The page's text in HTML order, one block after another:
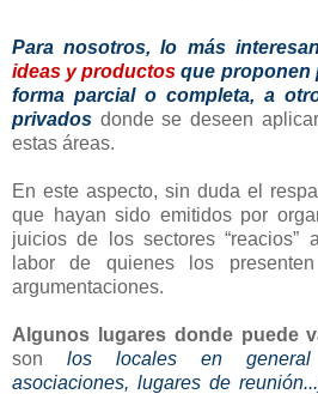
Para nosotros, lo más
ideas y productos que proponen
forma parcial o completa, a
privados donde se deseen
estas áreas.
En este aspecto, sin duda el
que hayan sido emitidos por
juicios de los sectores “reacios”
labor de quienes los
argumentaciones.
Algunos lugares donde puede
son los locales en general
asociaciones, lugares de